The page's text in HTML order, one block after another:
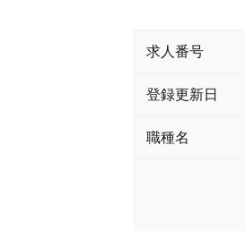
求人番号
登録更新日
職種名